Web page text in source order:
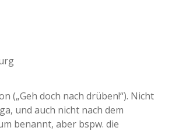
(„Geh doch nach drüben!“). Nicht
und auch nicht nach dem
benannt, aber bspw. die